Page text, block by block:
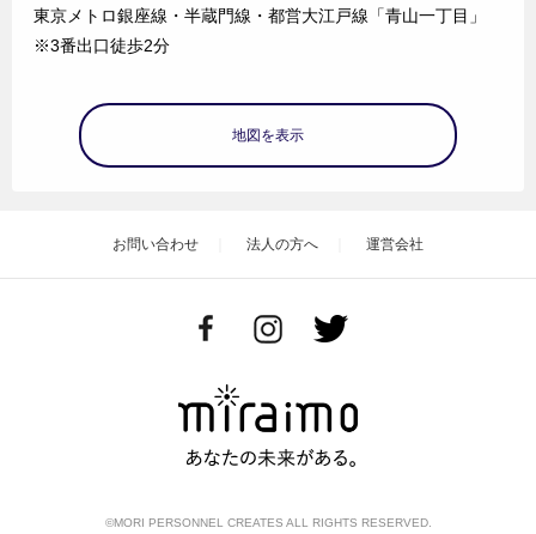
東京メトロ銀座線・半蔵門線・都営大江戸線「青山一丁目」
※3番出口徒歩2分
地図を表示
お問い合わせ 法人の方へ 運営会社
©MORI PERSONNEL CREATES ALL RIGHTS RESERVED.